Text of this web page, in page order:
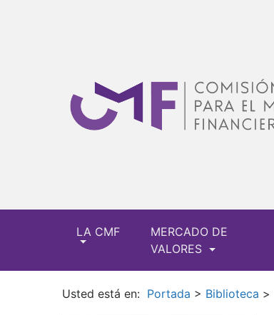
LA CMF
MERCADO DE
VALORES
Usted está en: Portada > Biblioteca >